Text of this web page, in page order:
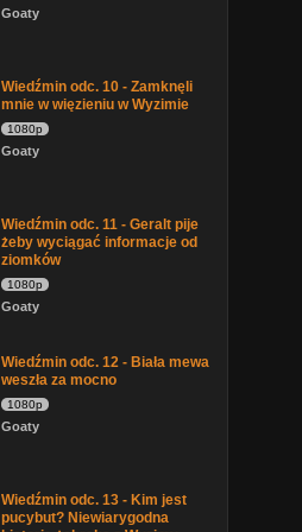
Goaty
Wiedźmin odc. 10 - Zamknęli
mnie w więzieniu w Wyzimie
1080p
Goaty
Wiedźmin odc. 11 - Geralt pije
żeby wyciągać informacje od
ziomków
1080p
Goaty
Wiedźmin odc. 12 - Biała mewa
weszła za mocno
1080p
Goaty
Wiedźmin odc. 13 - Kim jest
pucybut? Niewiarygodna